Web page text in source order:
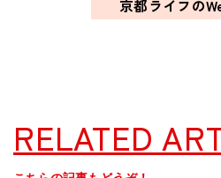
京都ライフの
RELATED